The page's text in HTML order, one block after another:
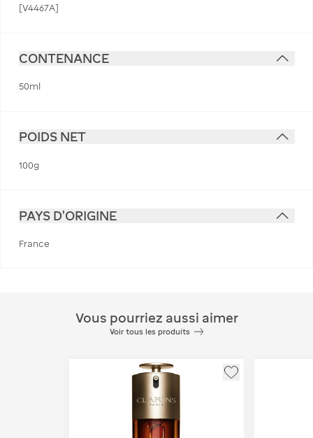
[V4467A]
CONTENANCE
50ml
POIDS NET
100g
PAYS D'ORIGINE
France
Vous pourriez aussi aimer
Voir tous les produits